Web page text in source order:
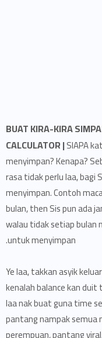
BUAT KIRA-KIRA
CALCULATOR |SIAPA
menyimpan? Kenapa?
rasa tidak perlu laa, bagi
menyimpan. Contoh
bulan, then Sis pun ada
walau tidak setiap bulan
untuk menyimpan.
Ye laa, takkan asyik
kenalah balance kan
laa nak buat guna time
pantang nampak semua